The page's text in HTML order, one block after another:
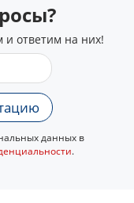
и ответим на них!
данных в
.